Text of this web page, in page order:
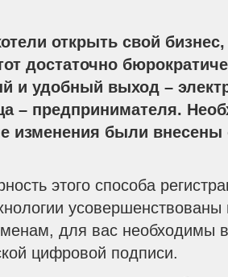
открыть свой
достаточно
и удобный выход –
– предпринимателя.
изменения были внесены
этого способа
усовершенствованы
для вас необходимы
цифровой подписи.